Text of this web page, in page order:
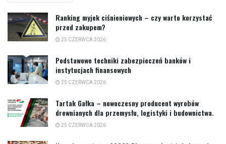
Ranking myjek ciśnieniowych – czy warto korzystać
przed zakupem?
25 CZERWCA 2026
Podstawowe techniki zabezpieczeń banków i
instytucjach finansowych
25 CZERWCA 2026
Tartak Gałka – nowoczesny producent wyrobów
drewnianych dla przemysłu, logistyki i budownictwa.
25 CZERWCA 2026